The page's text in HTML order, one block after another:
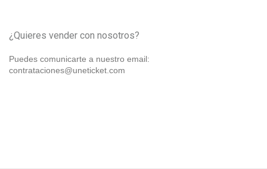
¿Quieres vender con nosotros
Puedes comunicarte a nuestro email:
contrataciones@uneticket.com